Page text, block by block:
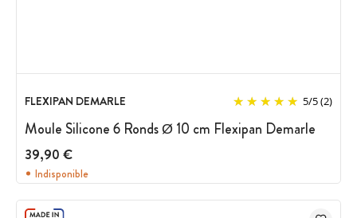
FLEXIPAN DEMARLE 5/5(2)
Moule Silicone 6 Ronds Ø 10 cm Flexipan Demarle
39,90 €
Indisponible